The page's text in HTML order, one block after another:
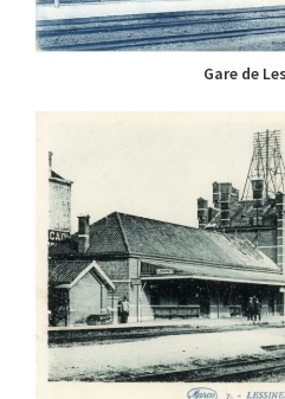
Gare de